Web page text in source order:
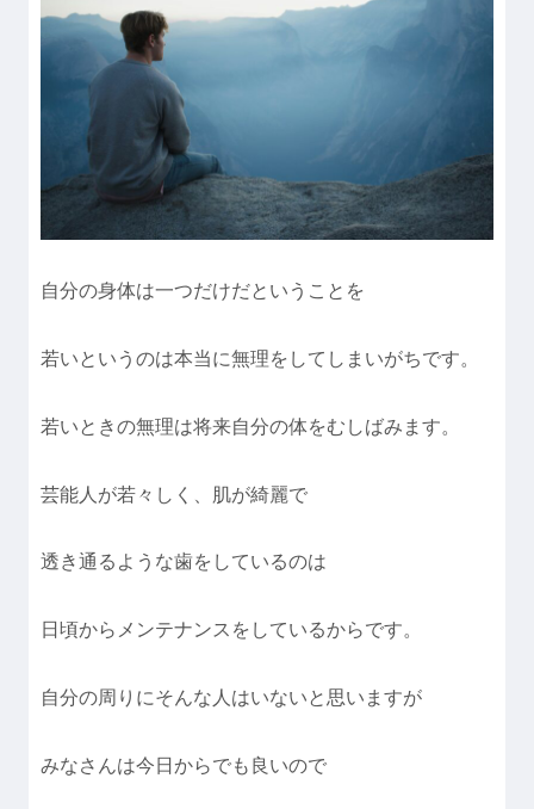
自分の身体は一つだけだということを
若いというのは本当に無理をしてしまいがちです。
若いときの無理は将来自分の体をむしばみます。
芸能人が若々しく、肌が綺麗で
透き通るような歯をしているのは
日頃からメンテナンスをしているからです。
自分の周りにそんな人はいないと思いますが
みなさんは今日からでも良いので